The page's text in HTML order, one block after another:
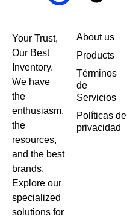
Your Trust,
Our Best
Inventory.
We have
the
enthusiasm,
the
resources,
and the best
brands.
Explore our
specialized
solutions for
About us
Products
Términos
de
Servicios
Políticas de
privacidad